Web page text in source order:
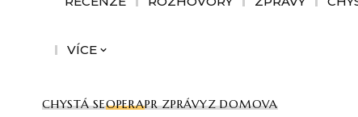
VÍCE
CHYSTÁ SEOPERAPR ZPRÁVYZ DOMOVA